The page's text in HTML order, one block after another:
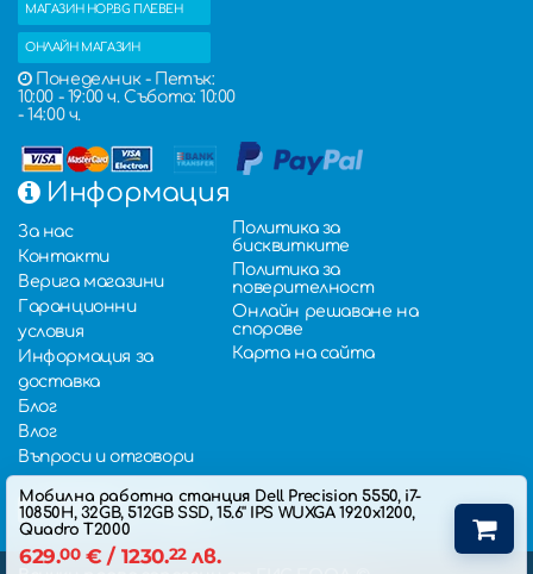
Мобилна работна станция Dell Precision 5550, i7-
10850H, 32GB, 512GB SSD, 15.6'' IPS WUXGA 1920x1200,
Quadro T2000
629.00€ / 1230.22лв.
МАГАЗИН HOP.BG ПЛЕВЕН
ОНЛАЙН МАГАЗИН
Понеделник - Петък:
10:00 - 19:00 ч. Събота: 10:00
- 14:00 ч.
Информация
За нас
Контакти
Верига магазини
Гаранционни
условия
Информация за
доставка
Блог
Влог
Въпроси и отговори
Политика за
бисквитките
Политика за
поверителност
Онлайн решаване на
спорове
Карта на сайта